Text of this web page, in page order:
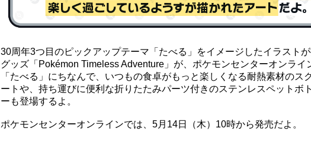
30周年3つ目のピックアップテーマ「たべる」をイメージしたイラスト
グッズ「Pokémon Timeless Adventure」が、ポケモンセンターオンライ
「たべる」にちなんで、いつもの食卓がもっと楽しくなる耐熱素材のス
ートや、持ち運びに便利な折りたたみパーツ付きのステンレスペットボ
ーも登場するよ。
ポケモンセンターオンラインでは、5月14日（木） 10時から発売だよ。